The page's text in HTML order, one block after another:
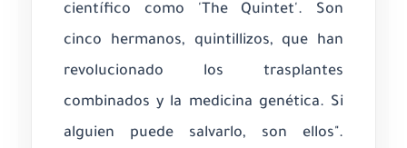
científico como 'The Quintet'. Son
cinco hermanos, quintillizos, que han
revolucionado los trasplantes
combinados y la medicina genética. Si
alguien puede salvarlo, son ellos".